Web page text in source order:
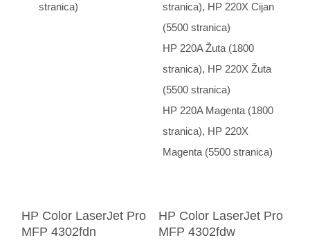
stranica)
stranica), HP 220X Cijan
(5500 stranica)
HP 220A Žuta (1800
stranica), HP 220X Žuta
(5500 stranica)
HP 220A Magenta (1800
stranica), HP 220X
Magenta (5500 stranica)
HP Color LaserJet Pro
MFP 4302fdn
HP Color LaserJet Pro
MFP 4302fdw